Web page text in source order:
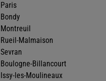
Paris
Bondy
Montreuil
Rueil-Malmaison
Sevran
Boulogne-Billancourt
Issy-les-Moulineaux